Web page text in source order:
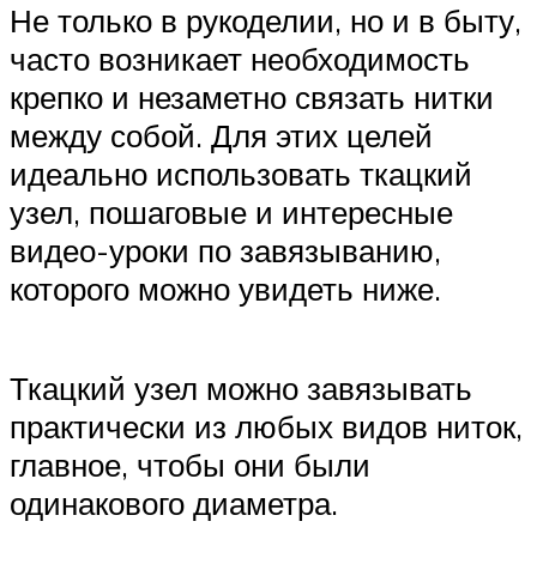
Не только в рукоделии, но и в быту,
часто возникает необходимость
крепко и незаметно связать нитки
между собой. Для этих целей
идеально использовать ткацкий
узел, пошаговые и интересные
видео-уроки по завязыванию,
которого можно увидеть ниже.
Ткацкий узел можно завязывать
практически из любых видов ниток,
главное, чтобы они были
одинакового диаметра.